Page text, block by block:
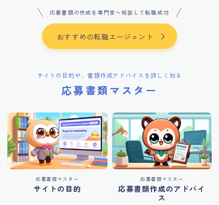
応募書類の作成を専門家へ相談して転職成功
おすすめの転職エージェント
サイトの目的や、書類作成アドバイスを詳しく知る
応募書類マスター
応募書類マスター
サイトの目的
応募書類マスター
応募書類作成のアドバイ
ス